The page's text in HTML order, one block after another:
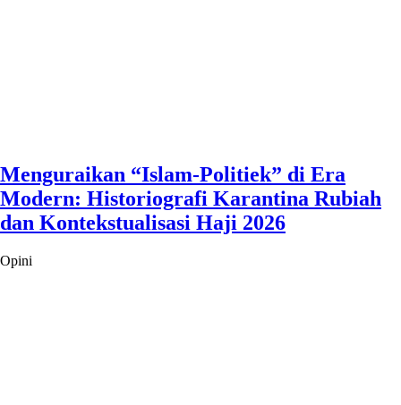
Menguraikan “Islam-Politiek” di Era
Modern: Historiografi Karantina Rubiah
dan Kontekstualisasi Haji 2026
Opini